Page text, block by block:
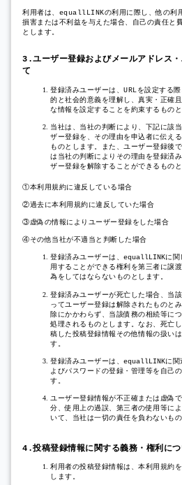
利用者は、 equallLINKの利用に際し、他の利
損害または不利益を与えた場合、自己の責任と
とします。
3.ユーザー登録およびメールアドレス
て
登録済みユーザーは、 URLを設定する
的と社会的意義を理解し、真実・正確
な情報を設定することを約束するものと
当社は、当社の判断により、下記に該
ザー登録を、その理由を申込者に伝え
ものとします。また、ユーザー登録後
は当社の判断によりその理由を登録済
ザー登録を解除することができるものと
①本利用規約に違反している場合
②過去に本利用規約に違反していた場合
③虚偽の情報によりユーザー登録をした場合
④その他当社が不適当と判断した場合
登録済みユーザーは、 equallLINKに関
用することができる権利を第三者に譲
為をしてはならないものとします。
登録済みユーザーが死亡した場合、当
ってユーザー登録は解除されたものと
除にかかわらず、当該債務の相続等に
処理されるものとします。なお、死亡
稿した投稿登録情報その他情報の扱い
す。
登録済みユーザーは、 equallLINKに関
よびパスワードの登録・管理等を自己
す。
ユーザー登録情報が不正確または虚偽
分、使用上の過誤、第三者の使用等に
いて、当社は一切の責任を負わないもの
4.投稿登録情報に関する義務・権利につ
利用者の投稿登録情報は、本利用規約
します。